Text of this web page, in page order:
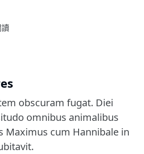
obscuram fugat. Diei
omnibus animalibus
Maximus cum Hannibale in